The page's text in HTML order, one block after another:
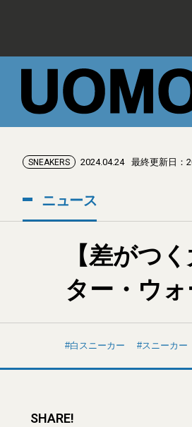
SNEAKERS 2024.04.24 最終更新日：
ニュース
【差がつ
ター・ウ
白スニーカー スニーカー
SHARE!